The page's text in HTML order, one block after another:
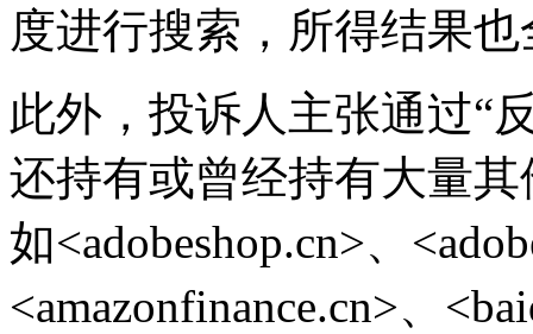
度进行搜索，所得结果
此外，投诉人主张通过“
还持有或曾经持有大量
如<adobeshop.cn>、
<amazonfinance.cn>、